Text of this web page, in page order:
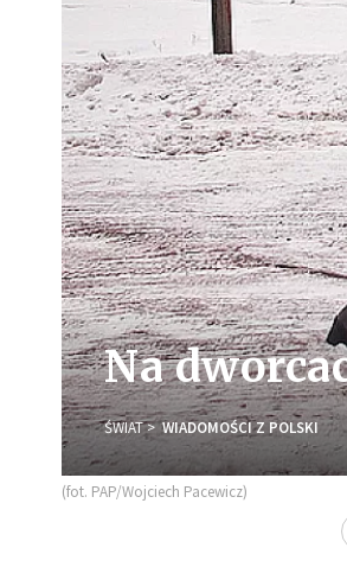
Na
ŚWIAT WIADOMOŚCI Z POLSKI
(fot. PAP/Wojciech Pacewicz)